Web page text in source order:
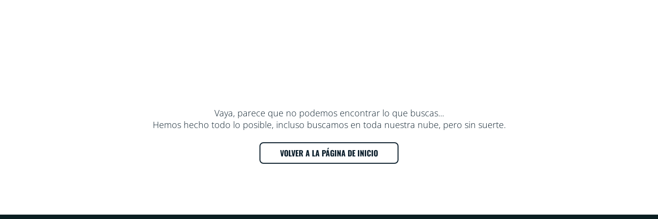
Vaya, parece que no podemos encontrar lo que buscas...
Hemos hecho todo lo posible, incluso buscamos en toda nuestra nube, pero sin suerte.
VOLVER A LA PÁGINA DE INICIO